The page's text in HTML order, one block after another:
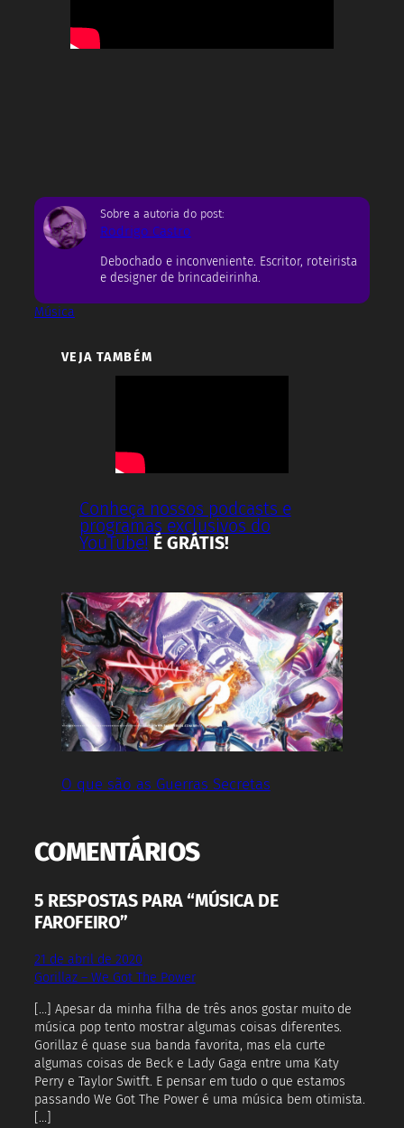
Sobre a autoria do post:
Rodrigo Castro
Debochado e inconveniente. Escritor, roteirista
e designer de brincadeirinha.
Música
VEJA TAMBÉM
Conheça nossos podcasts e
programas exclusivos do
YouTube! É GRÁTIS!
O que são as Guerras Secretas
COMENTÁRIOS
5 RESPOSTAS PARA “MÚSICA DE
FAROFEIRO”
21 de abril de 2020
Gorillaz – We Got The Power
[…] Apesar da minha filha de três anos gostar muito de
música pop tento mostrar algumas coisas diferentes.
Gorillaz é quase sua banda favorita, mas ela curte
algumas coisas de Beck e Lady Gaga entre uma Katy
Perry e Taylor Switft. E pensar em tudo o que estamos
passando We Got The Power é uma música bem otimista.
[…]